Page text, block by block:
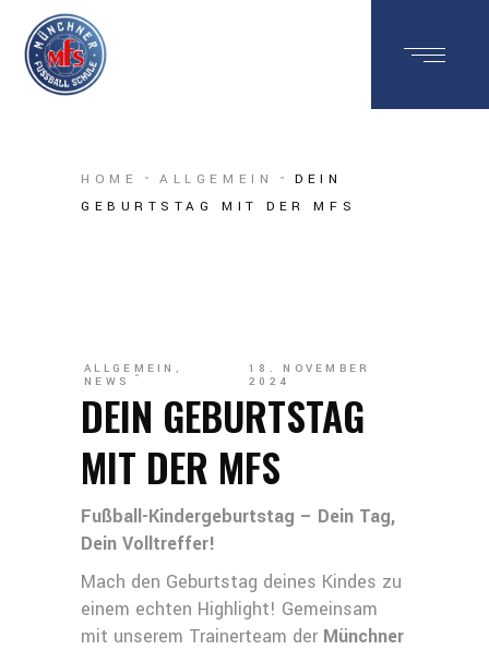
HOME ALLGEMEIN
DEIN
GEBURTSTAG MIT DER MFS
ALLGEMEIN ,
NEWS
18. NOVEMBER
2024
DEIN GEBURTSTAG
MIT DER MFS
Fußball-Kindergeburtstag – Dein Tag,
Dein Volltreffer!
Mach den Geburtstag deines Kindes zu
einem echten Highlight! Gemeinsam
mit unserem Trainerteam der Münchner